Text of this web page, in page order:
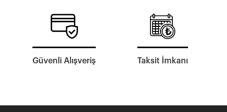
Güvenli Alışveriş Taksit İmkanı